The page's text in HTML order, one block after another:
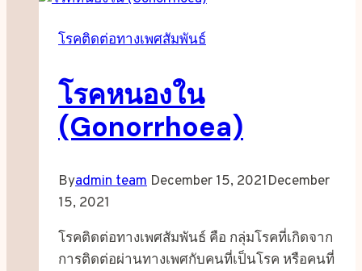
โรคติดต่อทางเพศสัมพันธ์
โรคหนองใน
(Gonorrhoea)
Byadmin team December 15, 2021December
15, 2021
โรคติดต่อทางเพศสัมพันธ์ คือ กลุ่มโรคที่เกิดจาก
การติดต่อผ่านทางเพศกับคนที่เป็นโรค หรือคนที่